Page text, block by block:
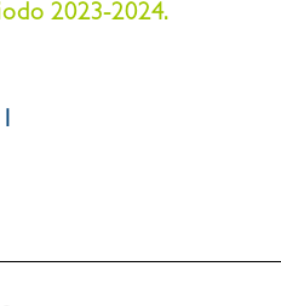
2023-2024.